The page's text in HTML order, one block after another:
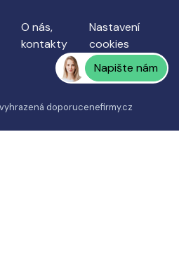
O nás,
kontakty
Nastavení
cookies
Napište nám
doporucenefirmy.cz